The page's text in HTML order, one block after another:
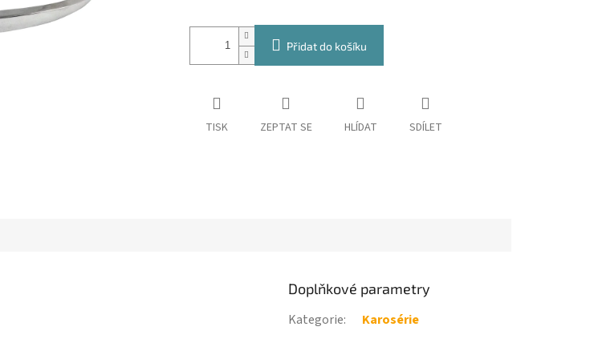
Přidat do košíku
TISK ZEPTAT SE HLÍDAT SDÍLET
Doplňkové parametry
Kategorie: Karosérie